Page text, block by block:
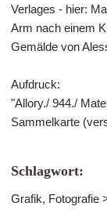
Verlages - hier:
Arm nach einem
Gemälde von
Aufdruck:
"Allory./ 944./
Sammelkarte
Schlagwort:
Grafik, Fotografie